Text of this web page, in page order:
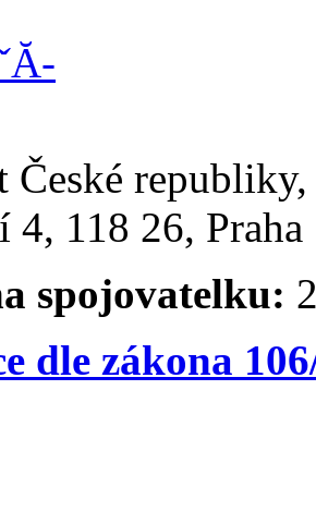
České
4, 118 26,
spojovatelku:
dle zákona